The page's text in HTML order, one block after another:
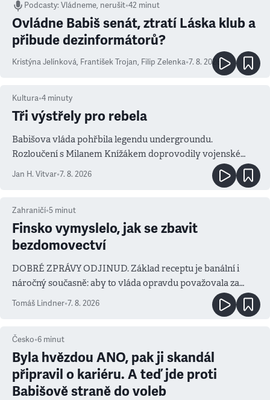
Podcasty:Vládneme, nerušit•42 minut
Ovládne Babiš senát, ztratí Láska klub a
přibude dezinformátorů?
Kristýna Jelínková, František Trojan, Filip Zelenka•7. 8. 2026
Kultura•4 minuty
Tři výstřely pro rebela
Babišova vláda pohřbila legendu undergroundu.
Rozloučení s Milanem Knížákem doprovodily vojenské
salvy i kritika pokrokářů
Jan H. Vitvar•7. 8. 2026
Zahraničí•5 minut
Finsko vymyslelo, jak se zbavit
bezdomovectví
DOBRÉ ZPRÁVY ODJINUD. Základ receptu je banální i
náročný současně: aby to vláda opravdu považovala za
prioritu
Tomáš Lindner•7. 8. 2026
Česko•6 minut
Byla hvězdou ANO, pak ji skandál
připravil o kariéru. A teď jde proti
Babišově straně do voleb